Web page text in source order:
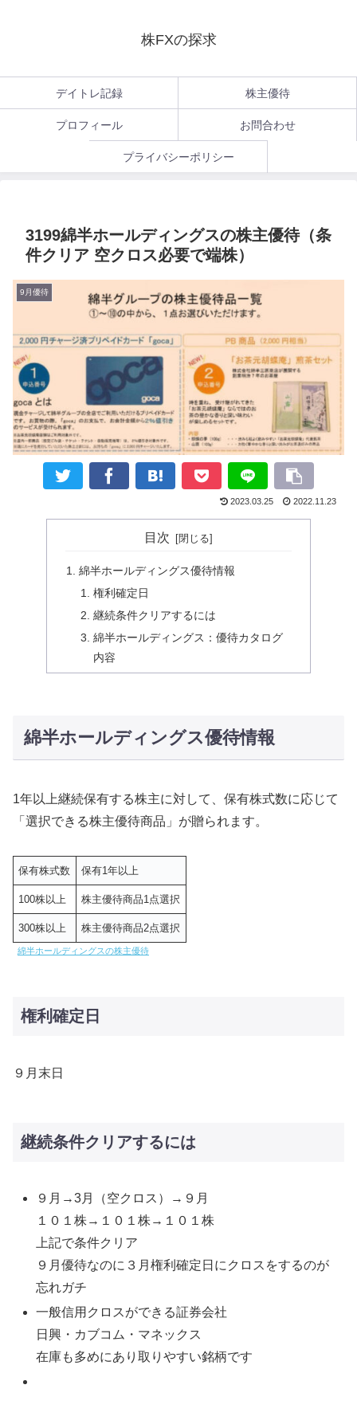
株FXの探求
デイトレ記録 株主優待
プロフィール お問合わせ
プライバシーポリシー
3199綿半ホールディングスの株主優待（条
件クリア 空クロス必要で端株）
9月優待
2023.03.25 2022.11.23
目次
綿半ホールディングス優待情報
権利確定日
継続条件クリアするには
綿半ホールディングス：優待カタログ
内容
綿半ホールディングス優待情報
1年以上継続保有する株主に対して、保有株式数に応じて
「選択できる株主優待商品」が贈られます。
保有株式数 保有1年以上
100株以上 株主優待商品1点選択
300株以上 株主優待商品2点選択
綿半ホールディングスの株主優待
権利確定日
９月末日
継続条件クリアするには
９月→3月（空クロス）→９月
１０１株→１０１株→１０１株
上記で条件クリア
９月優待なのに３月権利確定日にクロスをするのが
忘れガチ
一般信用クロスができる証券会社
日興・カブコム・マネックス
在庫も多めにあり取りやすい銘柄です